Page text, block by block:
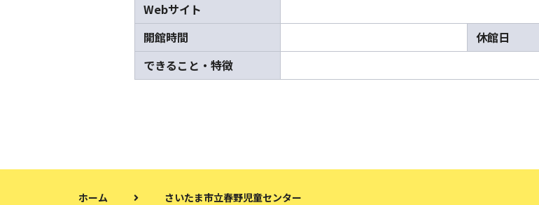
Webサイト
開館時間
休館日
できること・特徴
ホーム さいたま市立春野児童センター